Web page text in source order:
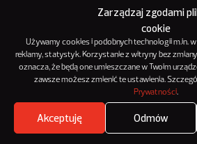
Zarządzaj zgodami
cookie
Używamy cookies i podobnych technologii m.in. w
reklamy, statystyk. Korzystanie z witryny bez
oznacza, że będą one umieszczane w Twoim
zawsze możesz zmienić te ustawienia.
Prywatności.
Akceptuję Odmów
Where's the beef?
© 2012-2025
NowyMarketing jest marką 143Media Sp. z